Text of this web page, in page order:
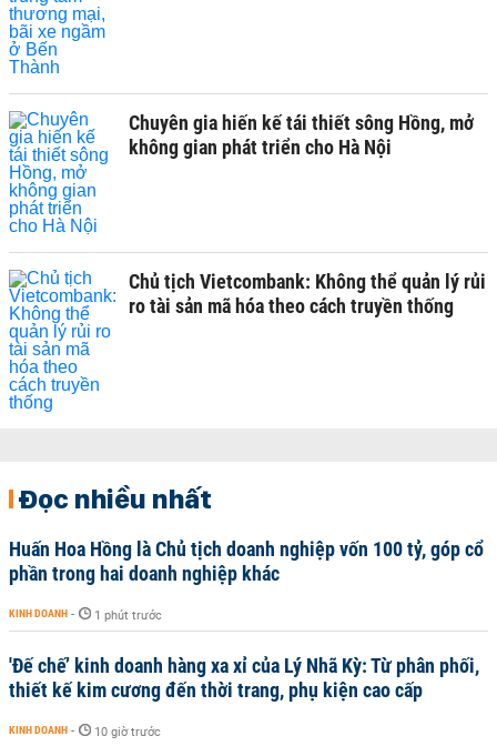
Chuyên gia hiến kế tái thiết sông Hồng, mở
không gian phát triển cho Hà Nội
Chủ tịch Vietcombank: Không thể quản lý rủi
ro tài sản mã hóa theo cách truyền thống
Đọc nhiều nhất
Huấn Hoa Hồng là Chủ tịch doanh nghiệp vốn 100 tỷ, góp cổ
phần trong hai doanh nghiệp khác
KINH DOANH - 1 phút trước
'Đế chế’ kinh doanh hàng xa xỉ của Lý Nhã Kỳ: Từ phân phối,
thiết kế kim cương đến thời trang, phụ kiện cao cấp
KINH DOANH - 10 giờ trước